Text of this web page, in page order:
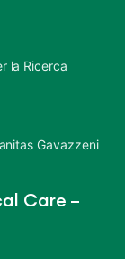
la Ricerca
Gavazzeni
Care –